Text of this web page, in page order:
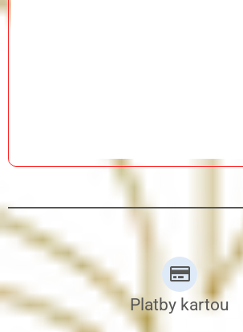
Platby kartou